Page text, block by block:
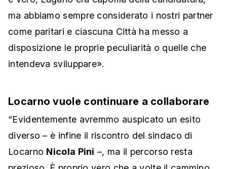
ma abbiamo sempre considerato i nostri partner
come paritari e ciascuna Città ha messo a
disposizione le proprie peculiarità o quelle che
intendeva sviluppare».
Locarno vuole continuare a collaborare
“Evidentemente avremmo auspicato un esito
diverso – è infine il riscontro del sindaco di
Locarno Nicola Pini –, ma il percorso resta